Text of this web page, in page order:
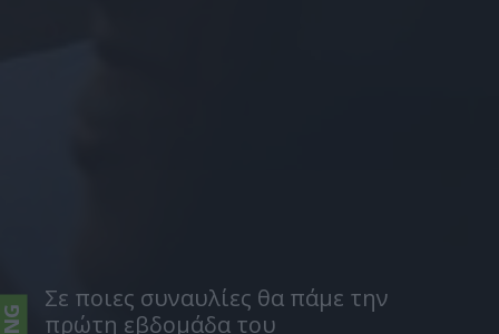
Σε ποιες συναυλίες θα πάμε την
πρώτη εβδομάδα του